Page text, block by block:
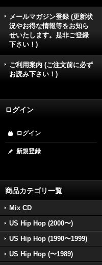
メールマガジン登録 (更新状
況やお得な情報等をお知ら
せいたします。是非ご登録
下さい！)
ご利用案内 (ご注文前に必ず
お読み下さい！)
ログイン
ログイン
新規登録
商品カテゴリ一覧
Mix CD
US Hip Hop (2000〜)
US Hip Hop (1990〜1999)
US Hip Hop (〜1989)